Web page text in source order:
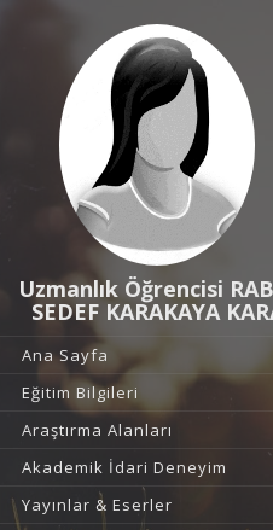
Uzmanlık Öğrencisi
SEDEF KARAKAYA
Ana Sayfa
Eğitim Bilgileri
Araştırma Alanları
Akademik İdari Deneyim
Yayınlar & Eserler